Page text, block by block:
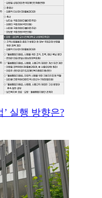
실행 방향은?